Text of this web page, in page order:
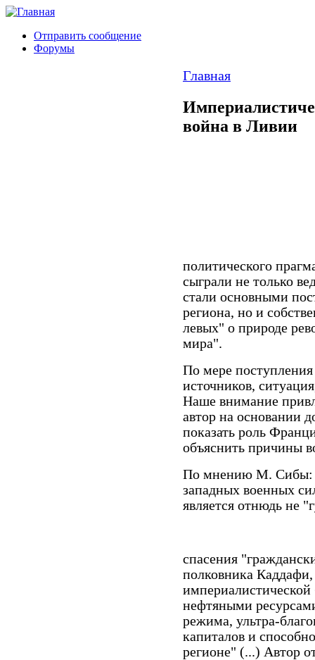
Отправить сообщение
Форумы
Главная
война в Ливии
политического
сыграли не только
стали основными
региона, но и
левых" о природе
мира".
По мере
источников,
Наше внимание
автор на основании
показать роль
объяснить причины
По мнению М. Сибы:
западных военных
является отнюдь не
спасения
полковника
империалистической
нефтяными
режима, ультра-
капиталов и
регионе" (...) Автор